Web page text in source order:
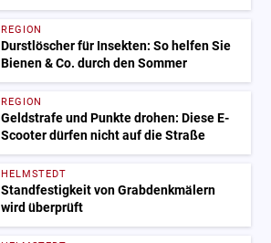
REGION
Durstlöscher für Insekten: So helfen Sie
Bienen & Co. durch den Sommer
REGION
Geldstrafe und Punkte drohen: Diese E-
Scooter dürfen nicht auf die Straße
HELMSTEDT
Standfestigkeit von Grabdenkmälern
wird überprüft